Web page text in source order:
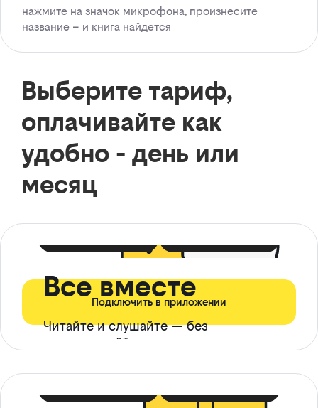
нажмите на значок микрофона, произнесите
название – и книга найдется
Выберите тариф,
оплачивайте как
удобно - день или
месяц
Все вместе
Читайте и слушайте — без
ограничений*
Подключить в приложении